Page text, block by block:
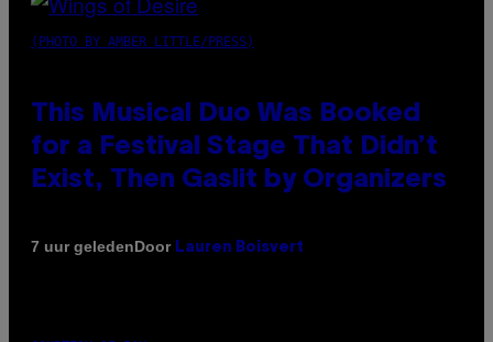
(PHOTO BY AMBER LITTLE/PRESS)
This Musical Duo Was Booked
for a Festival Stage That Didn’t
Exist, Then Gaslit by Organizers
7 uur geledenDoor Lauren Boisvert